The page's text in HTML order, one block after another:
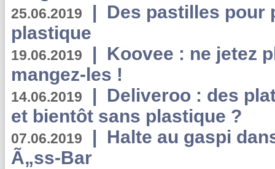
25.06.2019 | Des pastilles pour
plastique
19.06.2019 | Koovee : ne jetez
mangez-les !
14.06.2019 | Deliveroo : des
et bientôt sans plastique ?
07.06.2019 | Halte au gaspi
Ã„ss-Bar